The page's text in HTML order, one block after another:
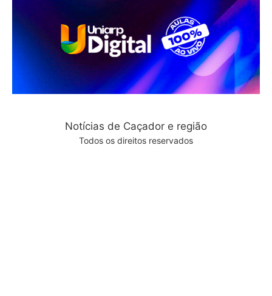
Notícias de Caçador e região
Todos os direitos reservados